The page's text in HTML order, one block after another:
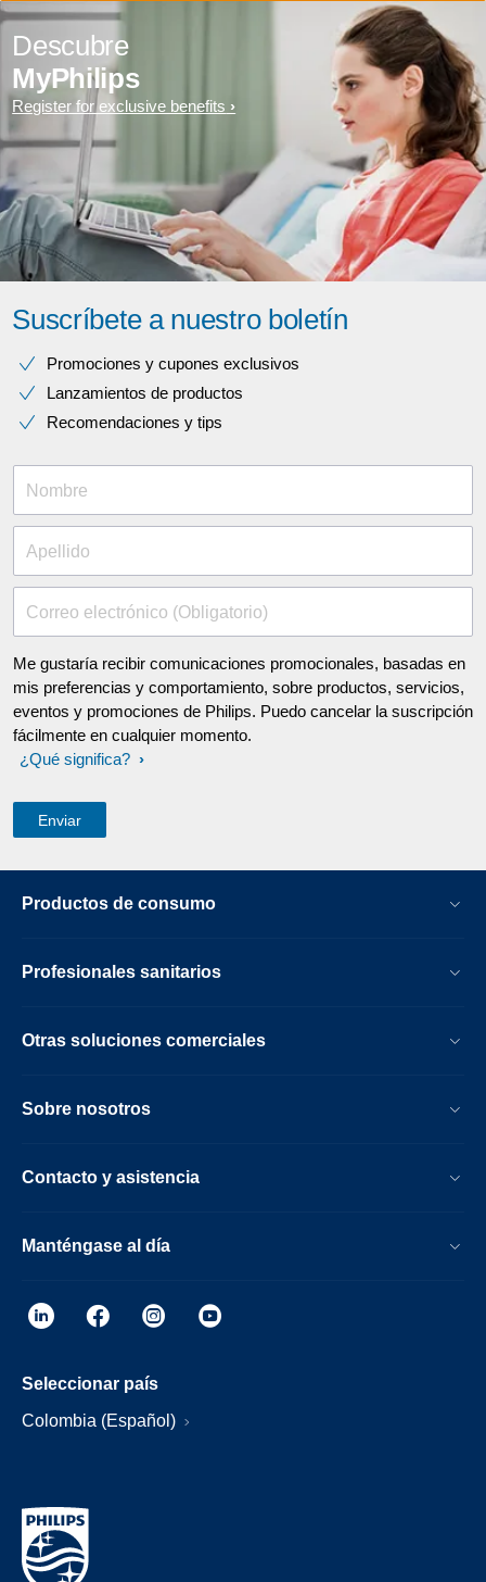
Descubre
MyPhilips
Register for exclusive benefits
Suscríbete a nuestro boletín
Promociones y cupones exclusivos
Lanzamientos de productos
Recomendaciones y tips
Nombre
Apellido
Correo electrónico (Obligatorio)
Me gustaría recibir comunicaciones promocionales, basadas en
mis preferencias y comportamiento, sobre productos, servicios,
eventos y promociones de Philips. Puedo cancelar la suscripción
fácilmente en cualquier momento.
¿Qué significa?
Productos de consumo
Profesionales sanitarios
Otras soluciones comerciales
Sobre nosotros
Contacto y asistencia
Manténgase al día
Seleccionar país
Colombia (Español)